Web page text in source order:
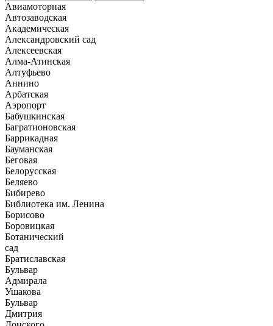
Авиамоторная
Автозаводская
Академическая
Александровский сад
Алексеевская
Алма-Атинская
Алтуфьево
Аннино
Арбатская
Аэропорт
Бабушкинская
Багратионовская
Баррикадная
Бауманская
Беговая
Белорусская
Беляево
Бибирево
Библиотека им. Ленина
Борисово
Боровицкая
Ботанический
сад
Братиславская
Бульвар
Адмирала
Ушакова
Бульвар
Дмитрия